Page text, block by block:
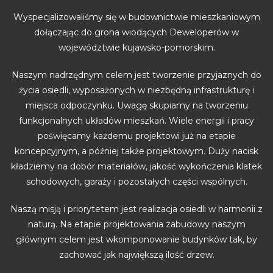
Wyspecjalizowaliśmy się w budownictwie mieszkaniowym
dołączając do grona wiodących Deweloperów w
województwie kujawsko-pomorskim.
Naszym nadrzędnym celem jest tworzenie przyjaznych do
życia osiedli, wyposażonych w niezbędną infrastrukturę i
miejsca odpoczynku. Uwagę skupiamy na tworzeniu
funkcjonalnych układów mieszkań. Wiele energii i pracy
poświęcamy każdemu projektowi już na etapie
koncepcyjnym, a później także projektowym. Duży nacisk
kładziemy na dobór materiałów, jakość wykończenia klatek
schodowych, garaży i pozostałych części wspólnych.
Naszą misją i priorytetem jest realizacja osiedli w harmonii z
naturą. Na etapie projektowania zabudowy naszym
głównym celem jest wkomponowanie budynków tak, by
zachować jak największą ilość drzew.